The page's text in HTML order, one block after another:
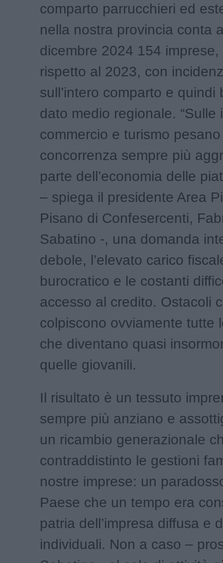
comparto parrucchieri ed
nella nostra provincia conta
dicembre 2024 154 imprese,
rispetto al 2023, con
sull’intero comparto e quindi
dato medio regionale. “Sulle
commercio e turismo
concorrenza sempre più
parte dell’economia delle
– spiega il presidente Area
Pisano di Confesercenti,
Sabatino -, una domanda
debole, l’elevato carico
burocratico e le costanti
accesso al credito. Ostacoli
colpiscono ovviamente tutte
che diventano quasi
quelle giovanili.
Il risultato è un tessuto
sempre più anziano e
un ricambio generazionale
contraddistinto le gestioni
nostre imprese: un
Paese che un tempo era
patria dell’impresa diffusa e
individuali. Non a caso –